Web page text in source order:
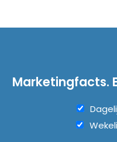
Marketingfacts.